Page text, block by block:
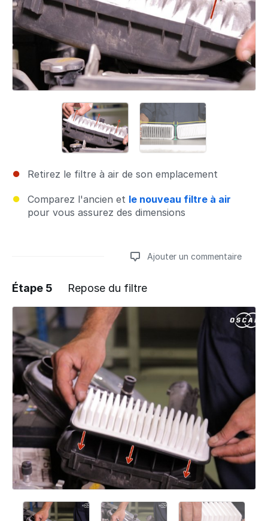
Retirez le filtre à air de son emplacement
Comparez l'ancien et le nouveau filtre à air
pour vous assurez des dimensions
Ajouter un commentaire
Ajouter un commentaire
Étape 5 Repose du filtre